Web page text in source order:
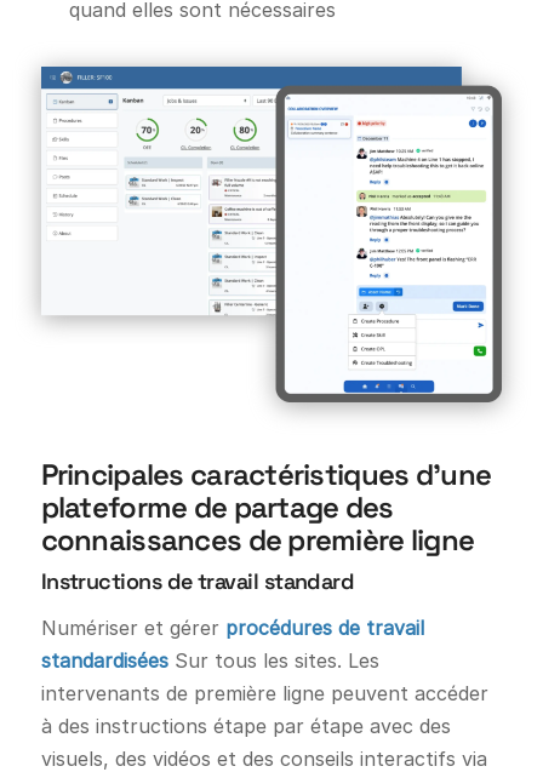
quand elles sont nécessaires
Principales caractéristiques d'une
plateforme de partage des
connaissances de première ligne
Instructions de travail standard
Numériser et gérer procédures de travail
standardiséesSur tous les sites. Les
intervenants de première ligne peuvent accéder
à des instructions étape par étape avec des
visuels, des vidéos et des conseils interactifs via